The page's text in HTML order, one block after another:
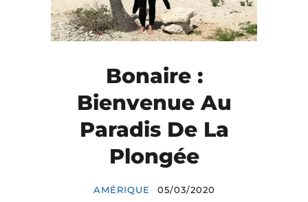
Bonaire :
Bienvenue Au
Paradis De La
Plongée
AMÉRIQUE 05/03/2020